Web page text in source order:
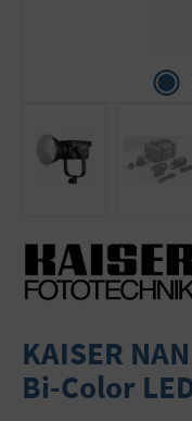
KAISER
Bi-Color